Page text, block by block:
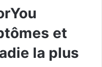
et
la plus